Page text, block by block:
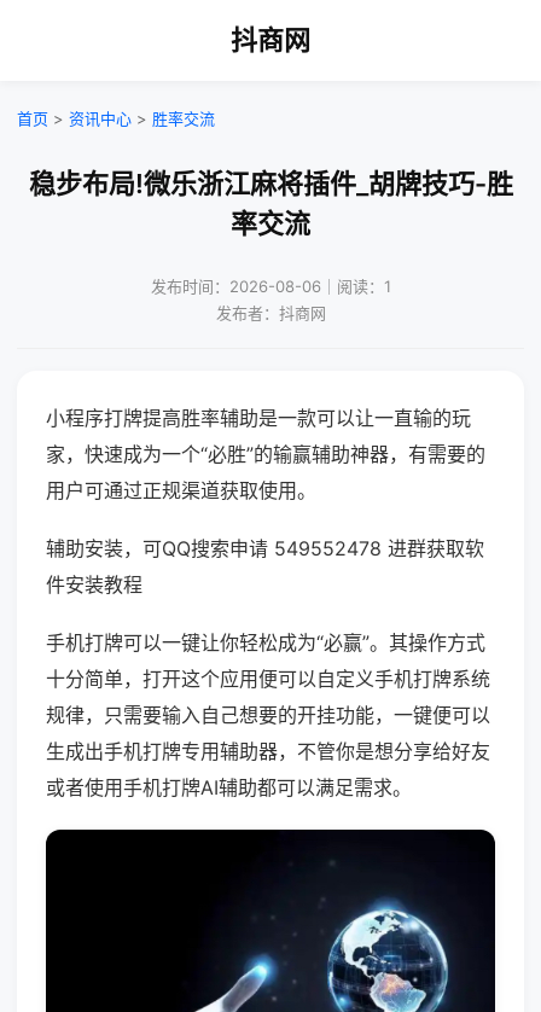
抖商网
首页 > 资讯中心 > 胜率交流
稳步布局!微乐浙江麻将插件_胡牌技巧-胜
率交流
发布时间：2026-08-06｜阅读：1
发布者：抖商网
小程序打牌提高胜率辅助是一款可以让一直输的玩
家，快速成为一个“必胜”的输赢辅助神器，有需要的
用户可通过正规渠道获取使用。
辅助安装，可QQ搜索申请 549552478 进群获取软
件安装教程
手机打牌可以一键让你轻松成为“必赢”。其操作方式
十分简单，打开这个应用便可以自定义手机打牌系统
规律，只需要输入自己想要的开挂功能，一键便可以
生成出手机打牌专用辅助器，不管你是想分享给好友
或者使用手机打牌AI辅助都可以满足需求。